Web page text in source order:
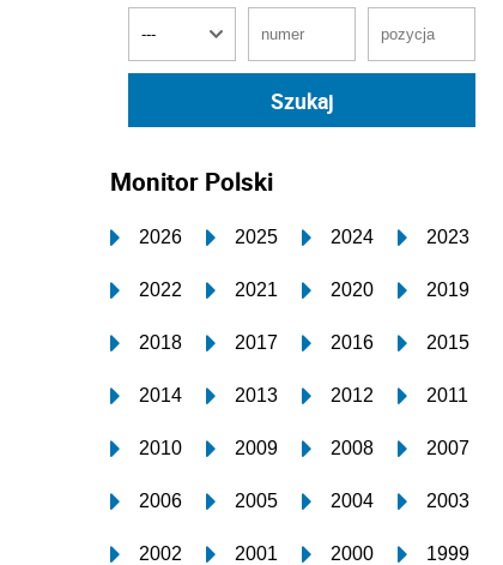
Monitor Polski
2026 2025 2024 2023
2022 2021 2020 2019
2018 2017 2016 2015
2014 2013 2012 2011
2010 2009 2008 2007
2006 2005 2004 2003
2002 2001 2000 1999